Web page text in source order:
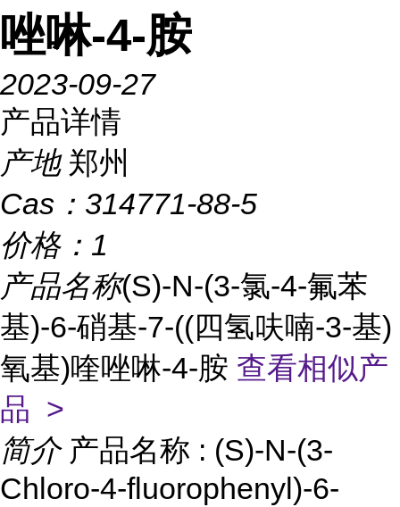
唑啉-4-胺
2023-09-27
产品详情
产地 郑州
Cas： 314771-88-5
价格： 1
产品名称(S)-N-(3-氯-4-氟苯
基)-6-硝基-7-((四氢呋喃-3-基)
氧基)喹唑啉-4-胺 查看相似产
品 >
简介 产品名称 : (S)-N-(3-
Chloro-4-fluorophenyl)-6-